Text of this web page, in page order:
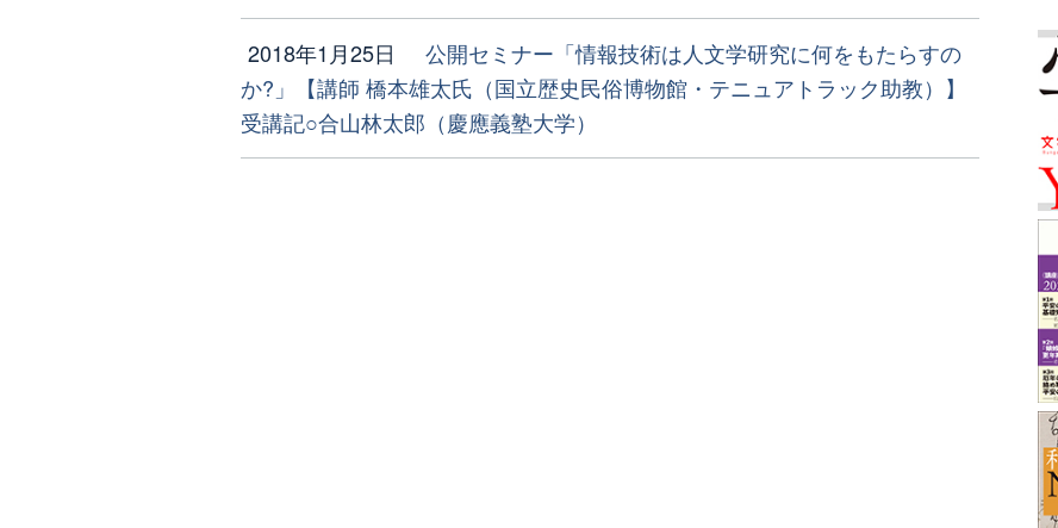
2018年1月25日
公開セミナー「情報技術は人文学研究に何をもたらすの
か?」【講師 橋本雄太氏（国立歴史民俗博物館・テニュアトラック助教）】
受講記○合山林太郎（慶應義塾大学）